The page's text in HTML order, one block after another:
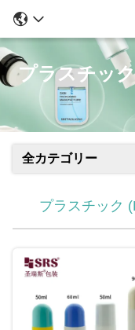
プラスチッ
全カテゴリー
プラスチック